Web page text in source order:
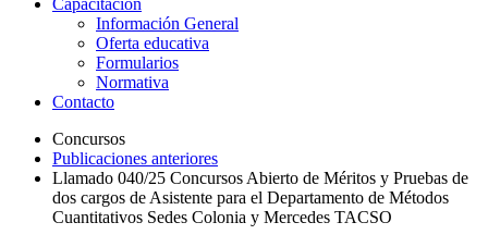
Información General
Oferta educativa
Formularios
Normativa
Contacto
Concursos
Publicaciones anteriores
Llamado 040/25 Concursos Abierto de Méritos y Pruebas de
dos cargos de Asistente para el Departamento de Métodos
Cuantitativos Sedes Colonia y Mercedes TACSO